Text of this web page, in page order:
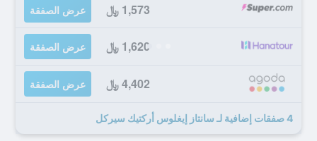
1,573 ﷼ عرض الصفقة
1,620 ﷼ عرض الصفقة
4,402 ﷼ عرض الصفقة
4 صفقات إضافية لـ سانتاز إيغلوس أركتيك سيركل